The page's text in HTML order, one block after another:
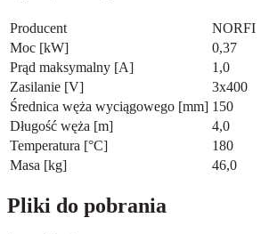
Producent
NORFI
Moc [kW]
0,37
Prąd maksymalny [A]
1,0
Zasilanie [V]
3x400
Średnica węża wyciągowego [mm] 150
Długość węża [m]
4,0
Temperatura [°C]
180
Masa [kg]
46,0
Pliki do pobrania